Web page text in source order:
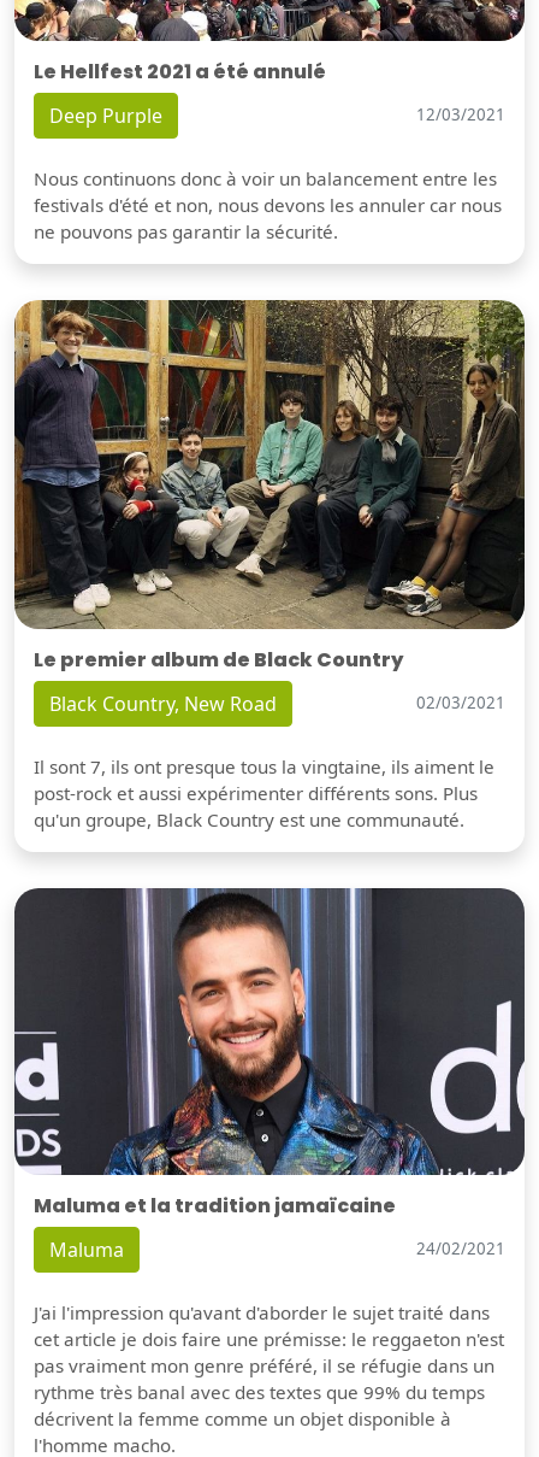
Le Hellfest 2021 a été annulé
Deep Purple 12/03/2021
Nous continuons donc à voir un balancement entre les
festivals d'été et non, nous devons les annuler car nous
ne pouvons pas garantir la sécurité.
Le premier album de Black Country
Black Country, New Road 02/03/2021
Il sont 7, ils ont presque tous la vingtaine, ils aiment le
post-rock et aussi expérimenter différents sons. Plus
qu'un groupe, Black Country est une communauté.
Maluma et la tradition jamaïcaine
Maluma 24/02/2021
J'ai l'impression qu'avant d'aborder le sujet traité dans
cet article je dois faire une prémisse: le reggaeton n'est
pas vraiment mon genre préféré, il se réfugie dans un
rythme très banal avec des textes que 99% du temps
décrivent la femme comme un objet disponible à
l'homme macho.